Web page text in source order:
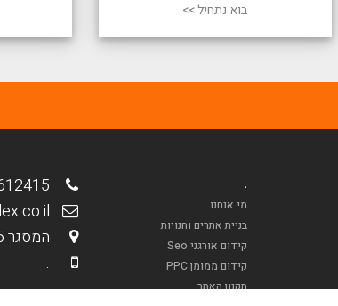
בוא נתחיל >>
המסגר 5, תל-אביב
.
.
מי אנחנו
בניית אתרים וחנויות
קידום אורגני Seo
קידום ממומן PPC
תקנון האתר